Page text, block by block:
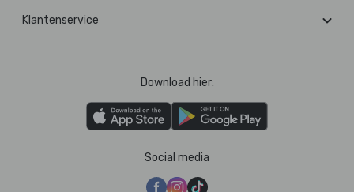
Klantenservice
Download hier:
Social media